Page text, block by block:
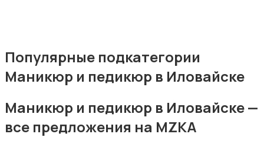
Уход за кожей
Фены и укладка
Популярные подкатегории
Маникюр и педикюр в Иловайске
Маникюр и педикюр в Иловайске —
все предложения на MZKA